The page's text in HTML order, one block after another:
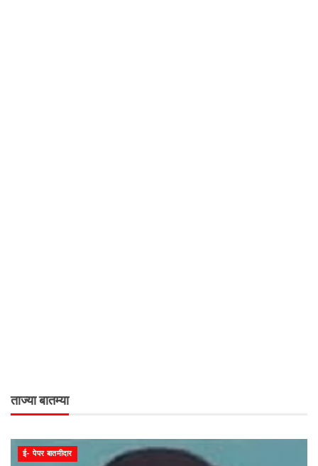
ताज्या बातम्या
ई- पेपर बातमीदार